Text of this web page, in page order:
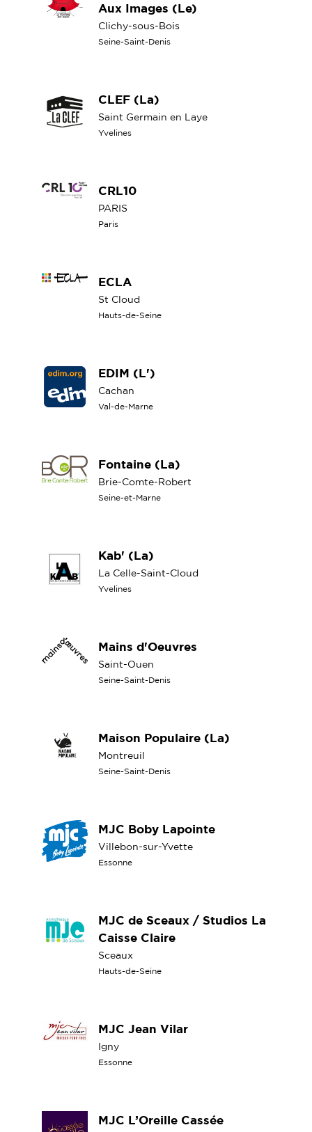
Aux Images (Le)
Clichy-sous-Bois
Seine-Saint-Denis
CLEF (La)
Saint Germain en Laye
Yvelines
CRL10
PARIS
Paris
ECLA
St Cloud
Hauts-de-Seine
EDIM (L')
Cachan
Val-de-Marne
Fontaine (La)
Brie-Comte-Robert
Seine-et-Marne
Kab' (La)
La Celle-Saint-Cloud
Yvelines
Mains d'Oeuvres
Saint-Ouen
Seine-Saint-Denis
Maison Populaire (La)
Montreuil
Seine-Saint-Denis
MJC Boby Lapointe
Villebon-sur-Yvette
Essonne
MJC de Sceaux / Studios La
Caisse Claire
Sceaux
Hauts-de-Seine
MJC Jean Vilar
Igny
Essonne
MJC L’Oreille Cassée